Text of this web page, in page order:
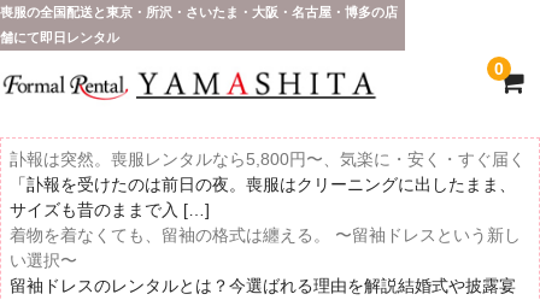
喪服の全国配送と東京・所沢・さいたま・大阪・名古屋・博多の店
舗にて即日レンタル
0
訃報は突然。喪服レンタルなら5,800円〜、気楽に・安く・すぐ届く
「訃報を受けたのは前日の夜。喪服はクリーニングに出したまま、
サイズも昔のままで入 […]
着物を着なくても、留袖の格式は纏える。 〜留袖ドレスという新し
い選択〜
留袖ドレスのレンタルとは？今選ばれる理由を解説結婚式や披露宴